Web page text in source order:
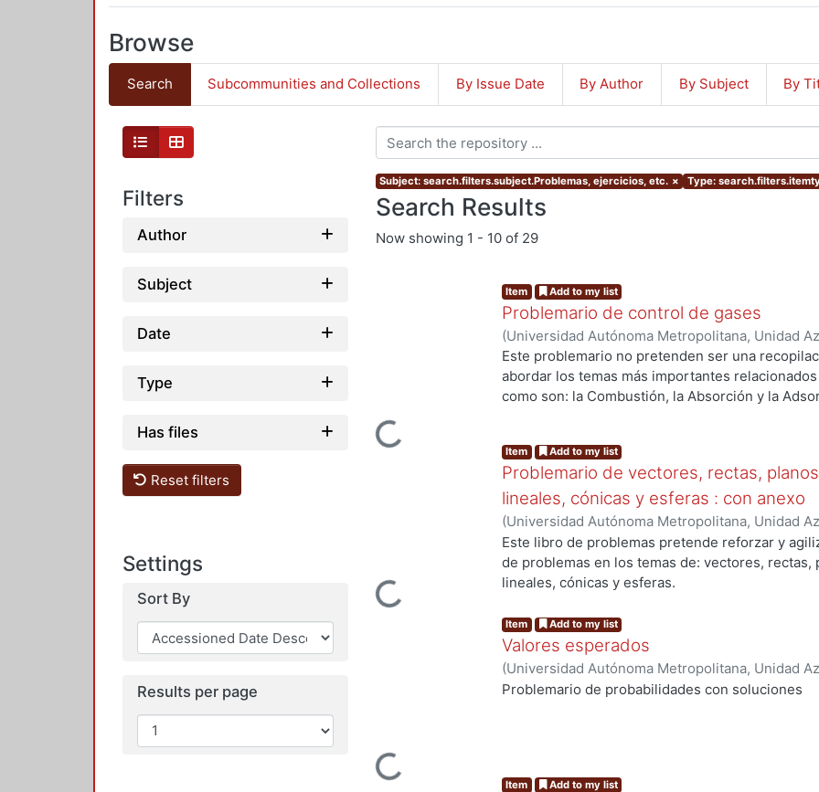
Browse
Search Subcommunities and Collections By Issue Date By Author By Subject By
Filters
Author
Subject
Date
Type
Has files
Reset filters
Settings
Sort By
Results per page
Subject: search.filters.subject.Problemas, ejercicios, etc. × Type:
Search Results
Now showing 1 - 10 of 29
Loading...
Item Add to my list
Problemario de control de gases
(Universidad Autónoma Metropolitana, Unidad
Básicas e Ingeniería, Departamento de Energía,
Sánchez Soto, Carmen Alejandra;Fentanes
Este problemario no pretenden ser una
abordar los temas más importantes
como son: la Combustión, la Absorción y la
Loading...
Item Add to my list
Problemario de vectores, rectas,
lineales, cónicas y esferas : con anexo
(Universidad Autónoma Metropolitana, Unidad
Básicas e Ingeniería, Departamento de Ciencias
José Ventura; Grabinsky Steider, Jaime;
Este libro de problemas pretende reforzar y
de problemas en los temas de: vectores, rectas,
lineales, cónicas y esferas.
Loading...
Item Add to my list
Valores esperados
(Universidad Autónoma Metropolitana, Unidad
Básicas e Ingeniería, Departamento de Sistemas
Problemario de probabilidades con soluciones
Item Add to my list